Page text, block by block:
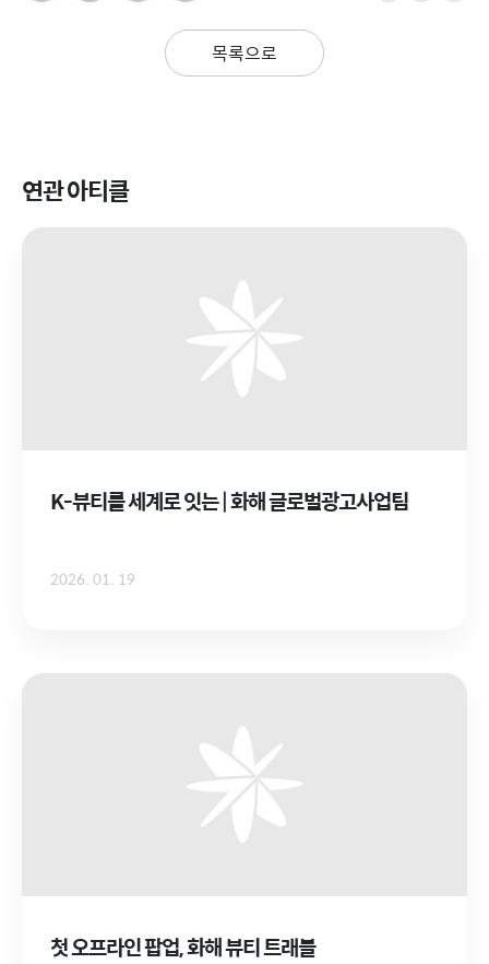
목록으로
연관 아티클
K-뷰티를 세계로 잇는 | 화해 글로벌광고사업팀
2026. 01. 19
첫 오프라인 팝업, 화해 뷰티 트래블